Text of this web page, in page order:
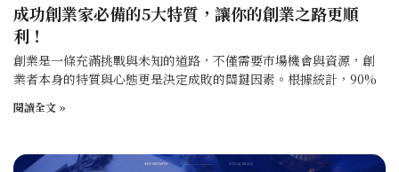
成功創業家必備的5大特質，讓你的創業之路更順
利！
創業是一條充滿挑戰與未知的道路，不僅需要市場機會與資源，創
業者本身的特質與心態更是決定成敗的關鍵因素。根據統計，90%
閱讀全文 »